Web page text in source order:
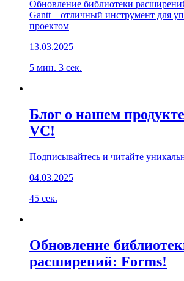
Обновление библиотеки
Gantt – отличный инструмент для
проектом
13.03.2025
5 мин. 3 сек.
Блог о нашем
VC!
Подписывайтесь и читайте
04.03.2025
45 сек.
Обновление
расширений: Forms!